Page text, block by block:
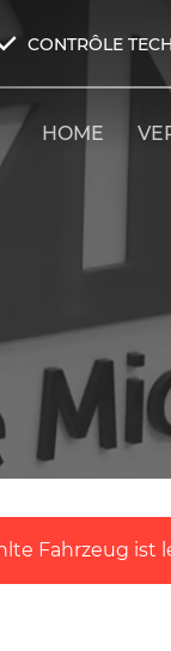
CONTRÔLE
HOME
Fahrzeug ist